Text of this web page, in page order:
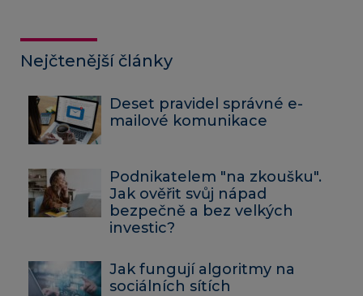
Nejčtenější články
Deset pravidel správné e-
mailové komunikace
Podnikatelem "na zkoušku".
Jak ověřit svůj nápad
bezpečně a bez velkých
investic?
Jak fungují algoritmy na
sociálních sítích